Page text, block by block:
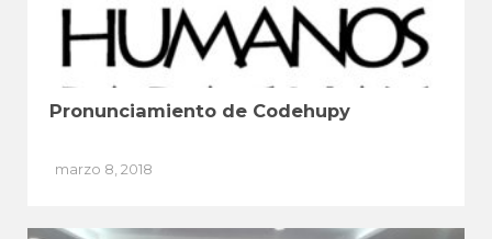
Pronunciamiento de Codehupy
marzo 8, 2018